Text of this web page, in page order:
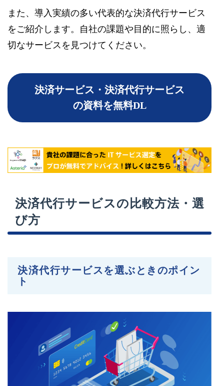
また、導入実績の多い代表的な決済代行サービス
をご紹介します。自社の課題や目的に照らし、適
切なサービスを見つけてください。
決済サービス・決済代行サービス
の資料を無料DL
決済代行サービスの比較方法・選
び方
決済代行サービスを選ぶときのポイン
ト